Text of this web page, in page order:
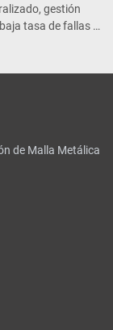
gestión
tasa de fallas y
de Malla Metálica